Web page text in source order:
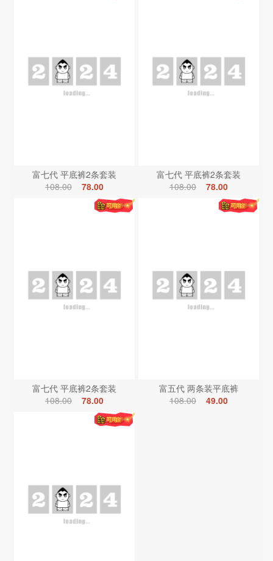
富七代 平底裤2条套装
108.00
78.00
富七代 平底裤2条套装
108.00
78.00
富七代 平底裤2条套装
108.00
78.00
富五代 两条装平底裤
108.00
49.00